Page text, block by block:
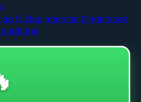
Uitdagingen en Onderzoek